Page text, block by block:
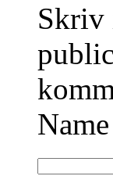
Skriv
Name